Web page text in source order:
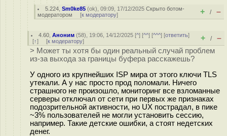
5.224 ,Sm0ke85 (ok), 09:09, 17/12/2025Скрыто ботом-
модератором [к модератору] + / –
4.60 ,Аноним (58), 19:06, 14/12/2025 [^] [^^] [^^^] [ответить]
[↑] [к модератору] + / –
> Может ты хотя бы один реальный случай проблем
из-за выхода за границы буфера расскажешь?
У одного из крупнейших ISP мира от этого ключи TLS
утекали. А у нас просто прод поломали. Ничего
страшного не произошло, мониторинг все взломанные
серверы отключал от сети при первых же признаках
подозрительной активности, но UX пострадал, в пике
~3% пользователей не могли установить сессию,
например. Такие детские ошибки, а стоят недетских
денег.